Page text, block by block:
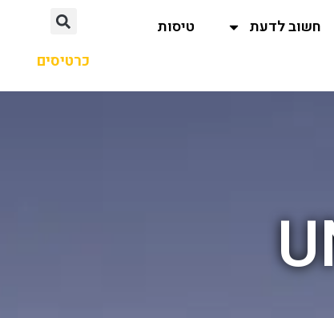
חשוב לדעת
טיסות
כרטיסים